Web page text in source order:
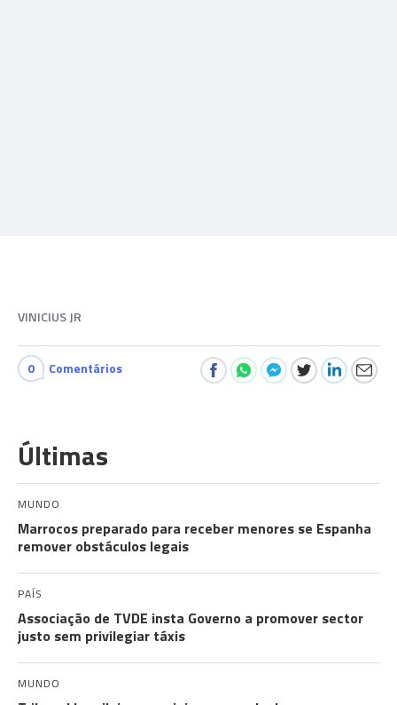
VINICIUS JR
0 Comentários
Últimas
MUNDO
Marrocos preparado para receber menores se Espanha
remover obstáculos legais
PAÍS
Associação de TVDE insta Governo a promover sector
justo sem privilegiar táxis
MUNDO